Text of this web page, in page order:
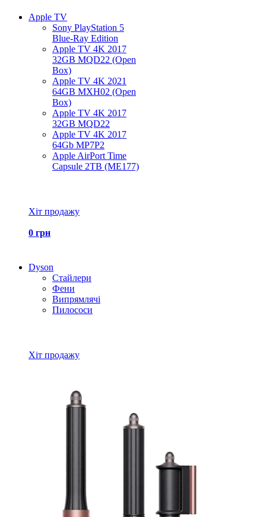
Apple TV
Sony PlayStation 5
Blue-Ray Edition
Apple TV 4K 2017
32GB MQD22 (Open
Box)
Apple TV 4K 2021
64GB MXH02 (Open
Box)
Apple TV 4K 2017
32GB MQD22
Apple TV 4K 2017
64Gb MP7P2
Apple AirPort Time
Capsule 2TB (ME177)
Хіт продажу
0 грн
Dyson
Стайлери
Фени
Випрямлячі
Пилососи
Хіт продажу